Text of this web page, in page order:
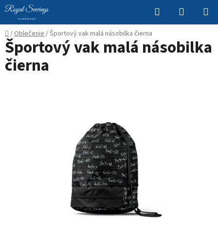
Prejsť
na
obsah
Hľadať
KOŠÍK
Domov
/Oblečenie/Športový vak malá násobilka čierna
Športový vak malá násobilka
čierna